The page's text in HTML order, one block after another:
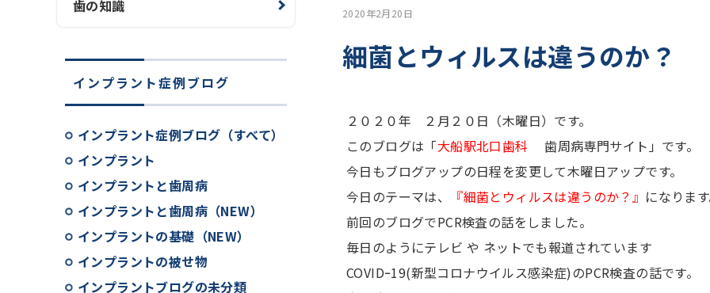
歯の知識
インプラント症例ブログ
インプラント症例ブログ（すべて）
インプラント
インプラントと歯周病
インプラントと歯周病（NEW）
インプラントの基礎（NEW）
インプラントの被せ物
インプラントブログの未分類
2020年2月20日
細菌とウィルスは違うのか？
２０２０年 ２月２０日（木曜日）です。
このブログは「大船駅北口歯科
歯周病専門サイト」です。
今日もブログアップの日程を変更して木曜日アップです。
今日のテーマは、
『細菌とウィルスは違うのか？』 になりま
前回のブログでPCR検査の話をしました。
毎日のようにテレビ や ネットでも報道されています
COVIDｰ19(新型コロナウイルス感染症)のPCR検査の話です。